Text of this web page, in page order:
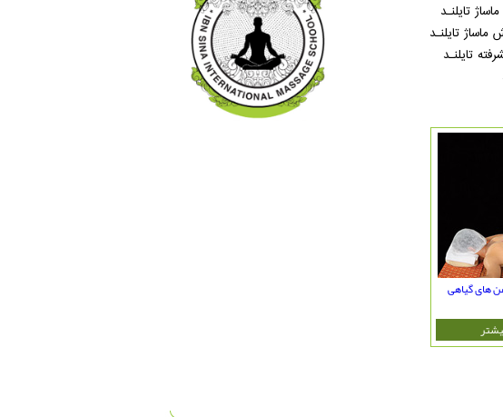
تایلنـد
تایلنـد
تایلنـد
های گیاهی